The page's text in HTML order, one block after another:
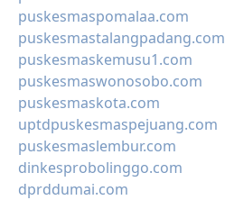
puskesmaspomalaa.com
puskesmastalangpadang.com
puskesmaskemusu1.com
puskesmaswonosobo.com
puskesmaskota.com
uptdpuskesmaspejuang.com
puskesmaslembur.com
dinkesprobolinggo.com
dprddumai.com